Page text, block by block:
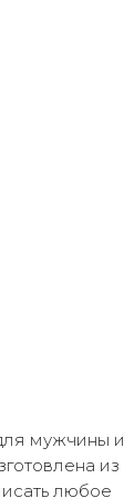
мужчины и
из
любое